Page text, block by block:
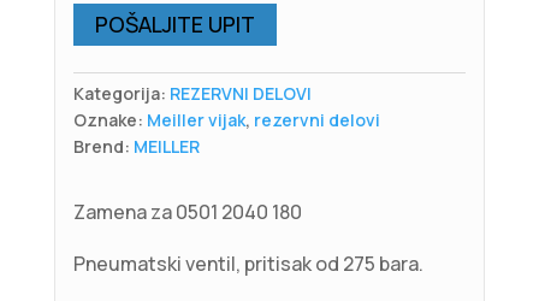
POŠALJITE UPIT
Kategorija: REZERVNI DELOVI
Oznake: Meiller vijak, rezervni delovi
Brend: MEILLER
Zamena za 0501 2040 180
Pneumatski ventil, pritisak od 275 bara.